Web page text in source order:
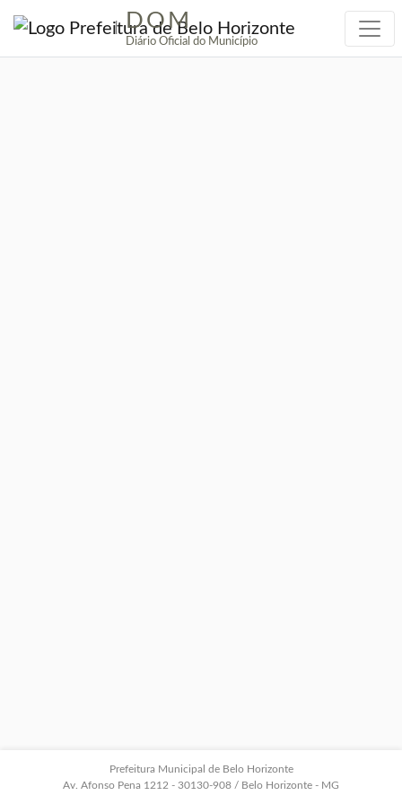
| DOM
Diário Oficial do Município
Prefeitura Municipal de Belo Horizonte
Av. Afonso Pena 1212 - 30130-908 / Belo Horizonte - MG